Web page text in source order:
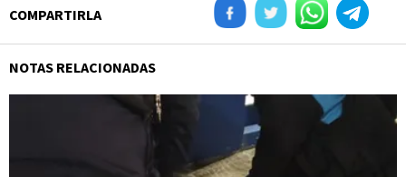
COMPARTIRLA
NOTAS RELACIONADAS